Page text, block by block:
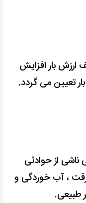
ارزش بار افزایش
تعیین می گردد.
ناشی از حوادثی
، آب خوردگی و
طبیعی.